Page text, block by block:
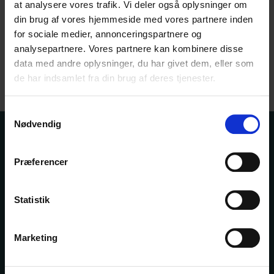
at analysere vores trafik. Vi deler også oplysninger om
din brug af vores hjemmeside med vores partnere inden
for sociale medier, annonceringspartnere og
analysepartnere. Vores partnere kan kombinere disse
data med andre oplysninger, du har givet dem, eller som
de har indsamlet fra din brug af deres tjenester.
Samtykkevalg
Nødvendig
Præferencer
Statistik
Marketing
Søren Bilgrav-Nielsen
Svane & Bilgrav
Vedhæftet fil
Bogportalen
Driftsstatus Hjælp
Fonden DBK udvikler og effektiviserer samhandelen